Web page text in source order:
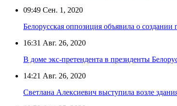
09:49 Сен. 1, 2020
Белорусская оппозиция объявила о
16:31 Авг. 26, 2020
В доме экс-претендента в президенты
14:21 Авг. 26, 2020
Светлана Алексиевич выступила возле